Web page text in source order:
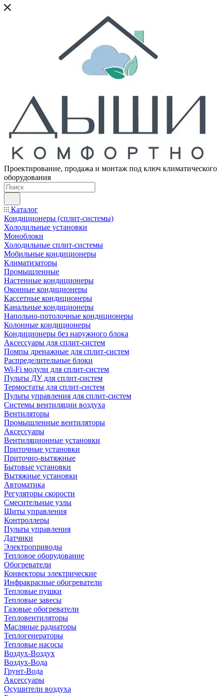
Проектирование, продажа и монтаж под ключ климатического
оборудования
Каталог
Кондиционеры (сплит-системы)
Холодильные установки
Моноблоки
Холодильные сплит-системы
Мобильные кондиционеры
Климатизаторы
Промышленные
Настенные кондиционеры
Оконные кондиционеры
Кассетные кондиционеры
Канальные кондиционеры
Напольно-потолочные кондиционеры
Колонные кондиционеры
Кондиционеры без наружного блока
Аксессуары для сплит-систем
Помпы дренажные для сплит-систем
Распределительные блоки
Wi-Fi модули для сплит-систем
Пульты ДУ для сплит-систем
Термостаты для сплит-систем
Пульты управления для сплит-систем
Системы вентиляции воздуха
Вентиляторы
Промышленные вентиляторы
Аксессуары
Вентиляционные установки
Приточные установки
Приточно-вытяжные
Бытовые установки
Вытяжные установки
Автоматика
Регуляторы скорости
Смесительные узлы
Щиты управления
Контроллеры
Пульты управления
Датчики
Электроприводы
Тепловое оборудование
Обогреватели
Конвекторы электрические
Инфракрасные обогреватели
Тепловые пушки
Тепловые завесы
Газовые обогреватели
Тепловентиляторы
Масляные радиаторы
Теплогенераторы
Тепловые насосы
Воздух-Воздух
Воздух-Вода
Грунт-Вода
Аксессуары
Осушители воздуха